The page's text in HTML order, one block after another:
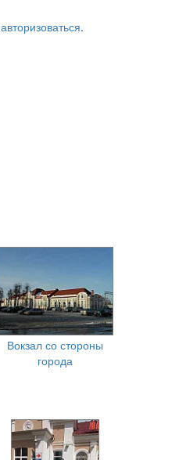
авторизоваться.
Вокзал со стороны
города